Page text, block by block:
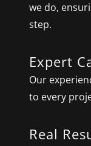
we do,
step.
Expert
Our
to every
Real